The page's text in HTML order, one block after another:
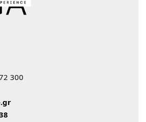
300